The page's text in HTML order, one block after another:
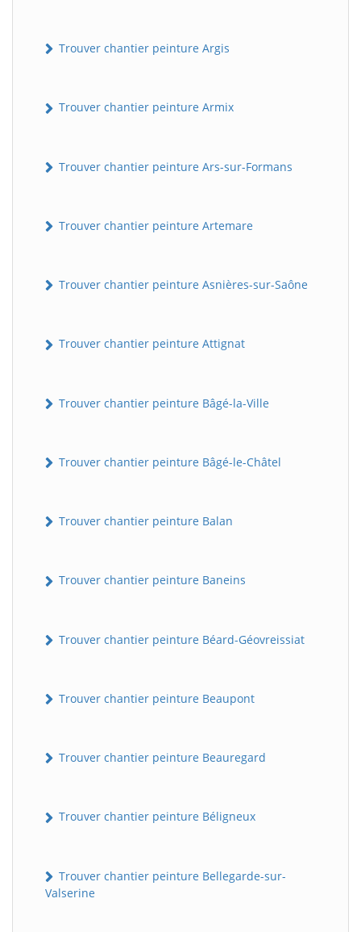
Trouver chantier peinture Argis
Trouver chantier peinture Armix
Trouver chantier peinture Ars-sur-Formans
Trouver chantier peinture Artemare
Trouver chantier peinture Asnières-sur-Saône
Trouver chantier peinture Attignat
Trouver chantier peinture Bâgé-la-Ville
Trouver chantier peinture Bâgé-le-Châtel
Trouver chantier peinture Balan
Trouver chantier peinture Baneins
Trouver chantier peinture Béard-Géovreissiat
Trouver chantier peinture Beaupont
Trouver chantier peinture Beauregard
Trouver chantier peinture Béligneux
Trouver chantier peinture Bellegarde-sur-
Valserine